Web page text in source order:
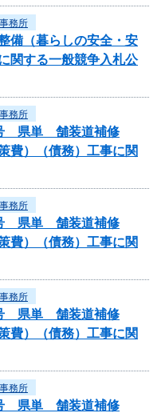
務所
備（暮らしの安全・安
関する一般競争入札公
務所
号 県単 舗装道補修
費）（債務）工事に関
務所
号 県単 舗装道補修
費）（債務）工事に関
務所
号 県単 舗装道補修
費）（債務）工事に関
務所
号 県単 舗装道補修